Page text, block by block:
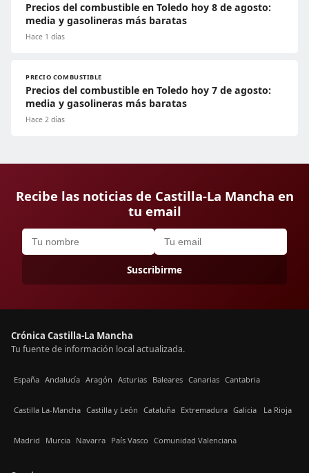
Precios del combustible en Toledo hoy 8 de agosto:
media y gasolineras más baratas
Hace 1 días
PRECIO COMBUSTIBLE
Precios del combustible en Toledo hoy 7 de agosto:
media y gasolineras más baratas
Hace 2 días
Recibe las noticias de Castilla-La Mancha en
tu email
Suscribirme
Crónica Castilla-La Mancha
Tu fuente de información local actualizada.
España Andalucía Aragón Asturias Baleares Canarias Cantabria
Castilla La-Mancha Castilla y León Cataluña Extremadura Galicia La Rioja
Madrid Murcia Navarra País Vasco Comunidad Valenciana